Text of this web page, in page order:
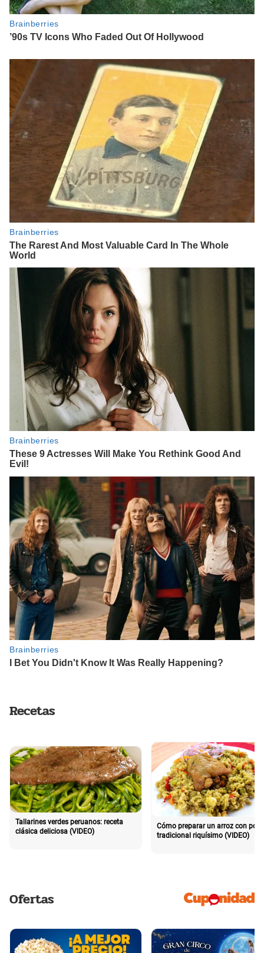
Recetas
Tallarines verdes peruanos: receta
clásica deliciosa (VIDEO)
Cómo preparar un arroz con pollo
tradicional riquísimo (VIDEO)
Ofertas